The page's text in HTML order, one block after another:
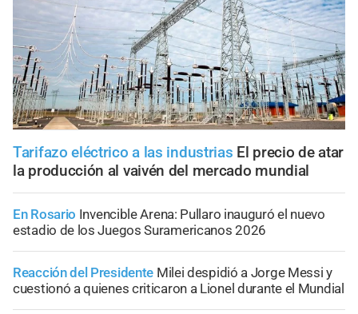
Tarifazo eléctrico a las industrias El precio de atar
la producción al vaivén del mercado mundial
En Rosario Invencible Arena: Pullaro inauguró el nuevo
estadio de los Juegos Suramericanos 2026
Reacción del Presidente Milei despidió a Jorge Messi y
cuestionó a quienes criticaron a Lionel durante el Mundial